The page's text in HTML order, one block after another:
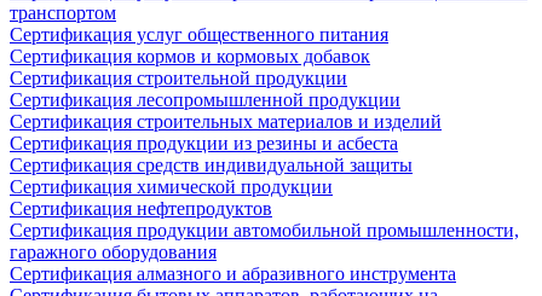
транспортом
Сертификация услуг общественного питания
Сертификация кормов и кормовых добавок
Сертификация строительной продукции
Сертификация лесопромышленной продукции
Сертификация строительных материалов и изделий
Сертификация продукции из резины и асбеста
Сертификация средств индивидуальной защиты
Сертификация химической продукции
Сертификация нефтепродуктов
Сертификация продукции автомобильной промышленности,
гаражного оборудования
Сертификация алмазного и абразивного инструмента